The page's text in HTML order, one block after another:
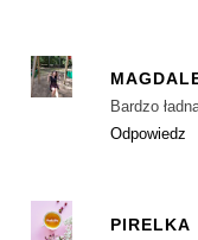
Bardzo
Odpowiedz
PIRELKA